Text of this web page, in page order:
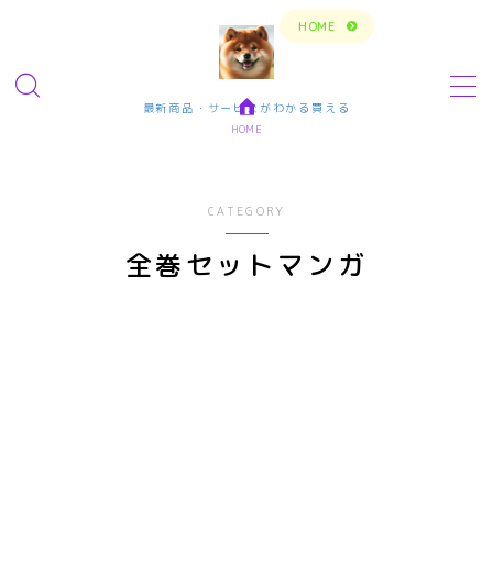
トップページに戻る HOME
最新商品・サービスがわかる買える
MENU
転職・仕事・求人・学ぶ
転職・求人サイトまとめ比較
HOME
CATEGORY
全巻セットマンガ